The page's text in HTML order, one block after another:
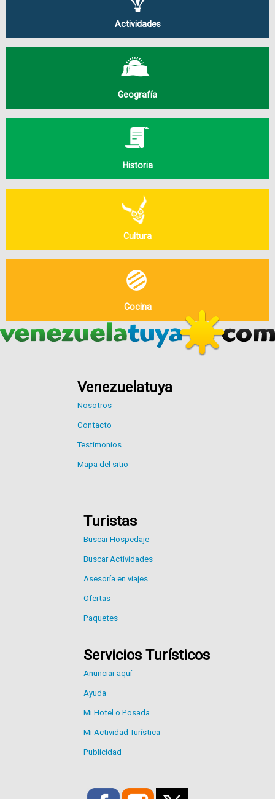
Actividades
Geografía
Historia
Cultura
Cocina
Venezuelatuya
Nosotros
Contacto
Testimonios
Mapa del sitio
Turistas
Buscar Hospedaje
Buscar Actividades
Asesoría en viajes
Ofertas
Paquetes
Servicios Turísticos
Anunciar aquí
Ayuda
Mi Hotel o Posada
Mi Actividad Turística
Publicidad